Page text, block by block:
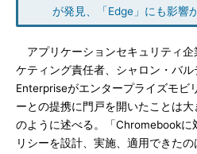
が発見、「Edge」にも影響
アプリケーションセキュリティ
ケティング責任者、シャロン・バ
Enterpriseがエンタープライズモビ
ーとの提携に門戸を開いたことは
のように述べる。「Chromebookに
リシーを設計、実施、適用できた